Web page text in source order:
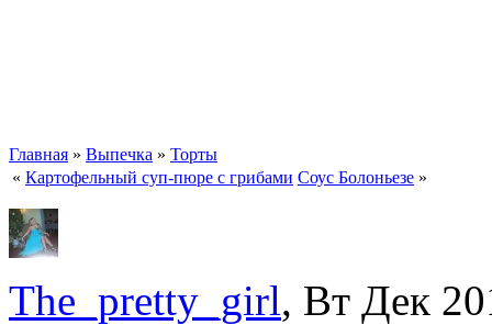
Главная » Выпечка » Торты
« Картофельный суп-пюре с грибами Соус Болоньезе »
The_pretty_girl, Вт Дек